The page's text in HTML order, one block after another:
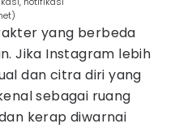
yang berbeda
Jika Instagram lebih
dan citra diri yang
sebagai ruang
kerap diwarnai